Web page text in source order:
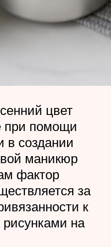
цвет
при помощи
в создании
маникюр
фактор
за
к
на